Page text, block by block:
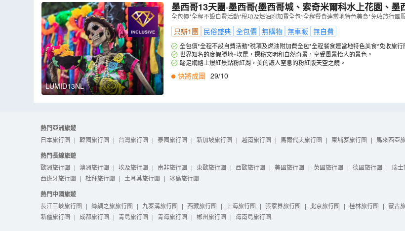
LUMID13NL
墨西哥13天團·墨西哥(墨西哥城、索奇米爾科水上花園、
遺址圖倫古城、夢幻粉紅湖、烏蘇曼、提奧狄華岡) 13天之
10月29日出發》(LUMID13NL)（LUMID13NL
全包價*全程不設自費活動*稅項及燃油附加費全包*全程餐食連當地特色美食*免收旅行團
只辦1團 民俗盛典 全包價 無購物 無車販 無自費
全包價*全程不設自費活動*稅項及燃油附加費全包*全程餐食連當地特色美食*免收旅行
世界知名的度假勝地~坎昆，探秘文明和自然奇景，享受風景怡人的景色。
踏足網絡上爆紅景點粉紅湖，美的讓人窒息的粉紅版天空之鏡。
快將成團 29/10
熱門亞洲旅遊
日本旅行團 | 韓國旅行團 | 台灣旅行團 | 泰國旅行團 | 新加坡旅行團 | 越南旅行團 | 馬爾代夫旅行團 | 柬埔寨旅行團 | 馬來西亞
熱門長線旅遊
歐洲旅行團 | 澳洲旅行團 | 埃及旅行團 | 南非旅行團 | 東歐旅行團 | 西歐旅行團 | 美國旅行團 | 英國旅行團 | 德國旅行團 | 瑞士
西班牙旅行團 | 杜拜旅行團 | 土耳其旅行團 | 冰島旅行團
熱門中國旅遊
長江三峽旅行團 | 絲綢之旅旅行團 | 九寨溝旅行團 | 西藏旅行團 | 上海旅行團 | 張家界旅行團 | 北京旅行團 | 桂林旅行團 | 蒙古
新疆旅行團 | 成都旅行團 | 青島旅行團 | 青海旅行團 | 郴州旅行團 | 海南島旅行團